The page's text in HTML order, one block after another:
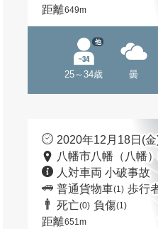
距離649m
25～34歳
他
曇
2020年12月18日(
八幡市八幡（八幡
人対車両 小破事故
普通貨物車(1) 歩行
死亡(0) 負傷(1)
距離651m